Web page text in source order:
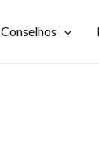
Conselhos